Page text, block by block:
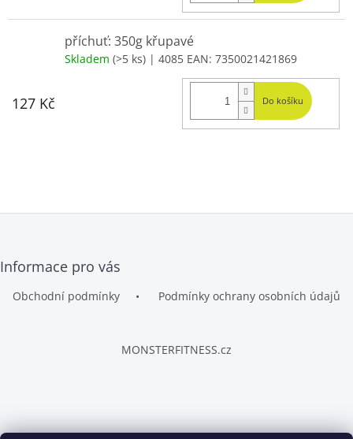
příchuť: 350g křupavé
Skladem (>5 ks) | 4085 EAN: 7350021421869
127 Kč Do košíku
á
Informace pro vás
Obchodní podmínky Podmínky ochrany osobních údajů
MONSTERFITNESS.cz